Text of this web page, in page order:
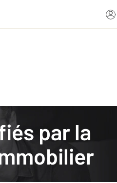
et mettra tout en œuvre pour